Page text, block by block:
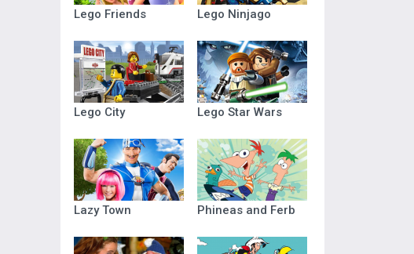
Lego Friends Lego Ninjago
Lego City Lego Star Wars
Lazy Town Phineas and Ferb